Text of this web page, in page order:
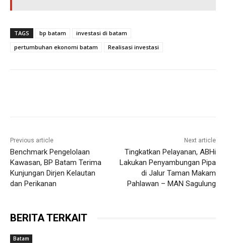
TAGS bp batam
investasi di batam
pertumbuhan ekonomi batam
Realisasi investasi
Previous article
Benchmark Pengelolaan
Kawasan, BP Batam Terima
Kunjungan Dirjen Kelautan
dan Perikanan
Next article
Tingkatkan Pelayanan, ABHi
Lakukan Penyambungan Pipa
di Jalur Taman Makam
Pahlawan – MAN Sagulung
BERITA TERKAIT
Batam